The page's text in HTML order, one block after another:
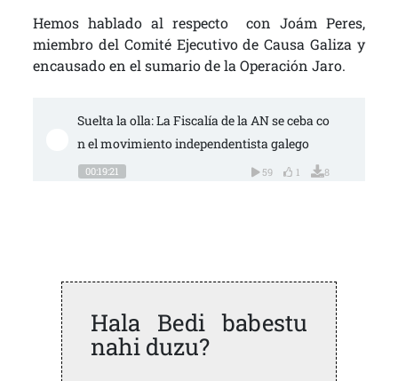
Hemos hablado al respecto con Joám Peres,
miembro del Comité Ejecutivo de Causa Galiza y
encausado en el sumario de la Operación Jaro.
Suelta la olla: La Fiscalía de la AN se ceba co
n el movimiento independentista galego
00:19:21 59 1 8
Hala Bedi babestu
nahi duzu?